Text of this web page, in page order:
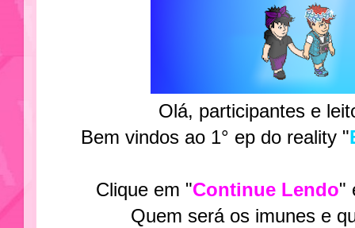
Olá, participantes e
Bem vindos ao 1° ep do reality "
Clique em "Continue Lendo"
Quem será os imunes e